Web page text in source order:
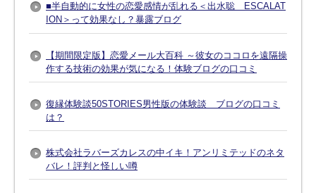
■半自動的に女性の恋愛感情が乱れる＜出水聡 ESCALAT
ION＞って効果なし？暴露ブログ
【期間限定版】恋愛メール大百科 ～彼女のココロを遠隔操
作する技術の効果が気になる！体験ブログの口コミ
復縁体験談50STORIES男性版の体験談 ブログの口コミ
は？
株式会社ラバーズカレスの中イキ！アンリミテッドのネタ
バレ！評判と怪しい噂